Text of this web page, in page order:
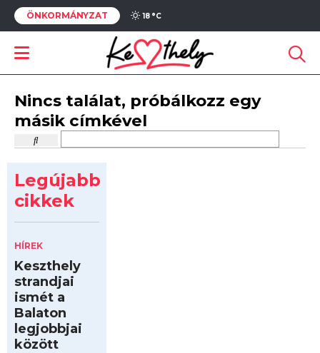
ÖNKORMÁNYZAT 18 °C
Nincs találat, próbálkozz egy
másik címkével
Legújabb
cikkek
HÍREK
Keszthely
strandjai
ismét a
Balaton
legjobbjai
között